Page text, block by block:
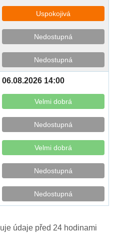
Uspokojivá
Nedostupná
Nedostupná
06.08.2026 14:00
Velmi dobrá
Nedostupná
Velmi dobrá
Nedostupná
Nedostupná
údaje před 24 hodinami